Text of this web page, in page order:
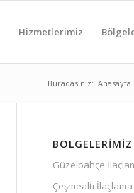
Hizmetlerimiz
Buradasınız: Anasayfa
BÖLGELERIMIZ
Güzelbahçe
Çeşmealtı İlaçlama